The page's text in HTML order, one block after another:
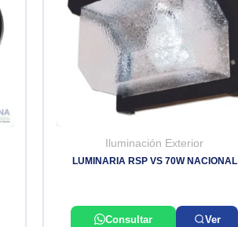
Iluminación Exterior
LUMINARIA RSP VS 70W NACIONAL
Consultar Ver